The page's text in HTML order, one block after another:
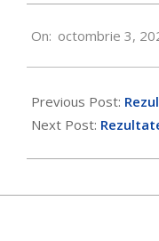
10-
On: octombrie 3,
Previous Post:
Next Post: